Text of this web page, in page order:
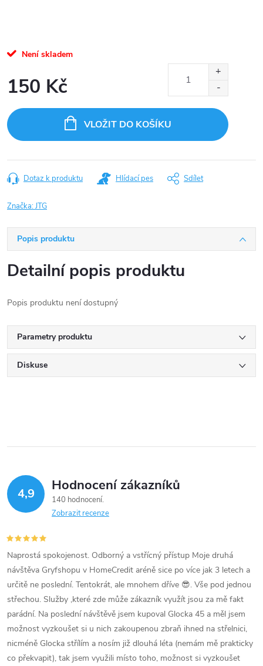
Není skladem
150 Kč
cena:
VLOŽIT DO KOŠÍKU
Dotaz k produktu Hlídací pes Sdílet
Značka:JTG
Popis produktu
Detailní popis produktu
Popis produktu není dostupný
Parametry produktu
Diskuse
4,9 Hodnocení zákazníků
140 hodnocení
Zobrazit recenze
Naprostá spokojenost. Odborný a vstřícný přístup Moje druhá
návštěva Gryfshopu v HomeCredit aréně sice po více jak 3 letech a
určitě ne poslední. Tentokrát, ale mnohem dříve 😎. Vše pod jednou
střechou. Služby ,které zde může zákazník využít jsou za mě fakt
parádní. Na poslední návštěvě jsem kupoval Glocka 45 a měl jsem
možnost vyzkoušet si u nich zakoupenou zbraň ihned na střelnici,
nicméně Glocka střílím a nosím již dlouhá léta (nemám mě prakticky
co překvapit), tak jsem využili místo toho, možnost si vyzkoušet